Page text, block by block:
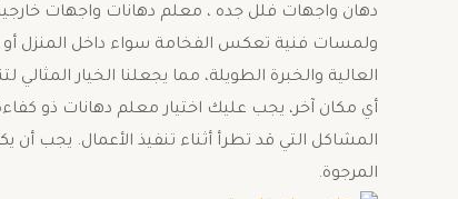
دهان واجهات فلل جده ، معلم دهانات واجهات
ولمسات فنية تعكس الفخامة سواء داخل المنزل أو
العالية والخبرة الطويلة، مما يجعلنا الخيار
أي مكان آخر، يجب عليك اختيار معلم دهانات ذو
المشاكل التي قد تطرأ أثناء تنفيذ الأعمال. يجب أن
المرجوة.